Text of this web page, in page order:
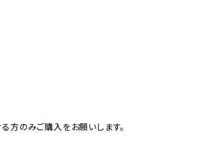
方のみご購入をお願いします。